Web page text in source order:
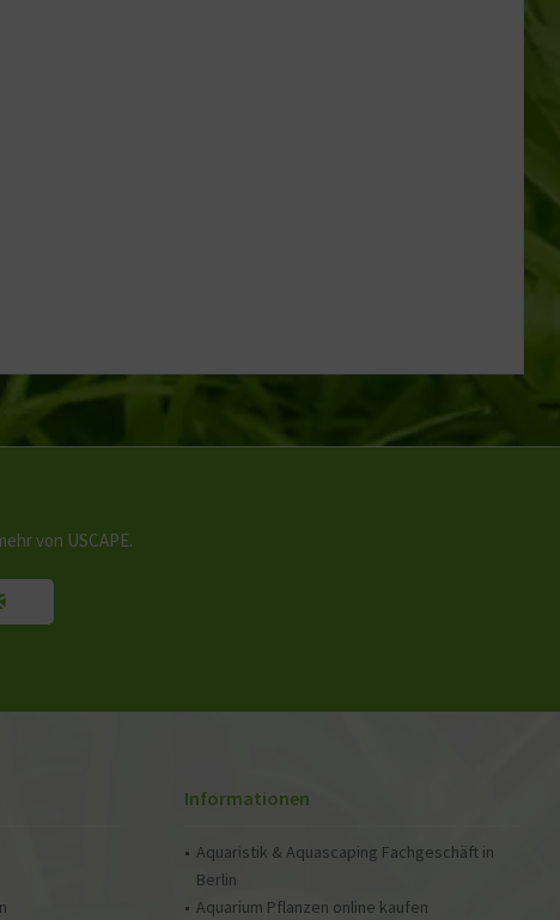
von USCAPE.
Informationen
Aquaristik & Aquascaping Fachgeschäft in
Berlin
Aquarium Pflanzen online kaufen